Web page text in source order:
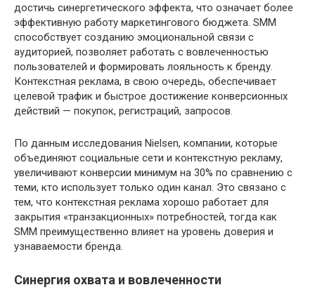
достичь синергетического эффекта, что означает более
эффективную работу маркетингового бюджета. SMM
способствует созданию эмоциональной связи с
аудиторией, позволяет работать с вовлеченностью
пользователей и формировать лояльность к бренду.
Контекстная реклама, в свою очередь, обеспечивает
целевой трафик и быстрое достижение конверсионных
действий — покупок, регистраций, запросов.
По данным исследования Nielsen, компании, которые
объединяют социальные сети и контекстную рекламу,
увеличивают конверсии минимум на 30% по сравнению с
теми, кто использует только один канал. Это связано с
тем, что контекстная реклама хорошо работает для
закрытия «транзакционных» потребностей, тогда как
SMM преимущественно влияет на уровень доверия и
узнаваемости бренда.
Синергия охвата и вовлеченности